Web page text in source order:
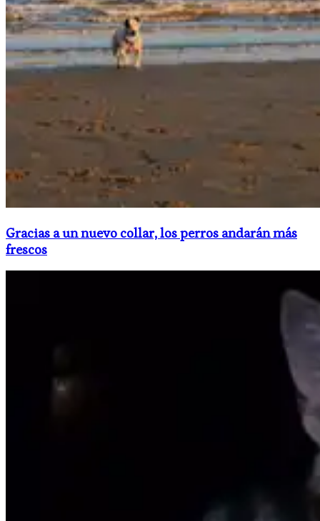
Gracias a un nuevo collar, los perros andarán más
frescos